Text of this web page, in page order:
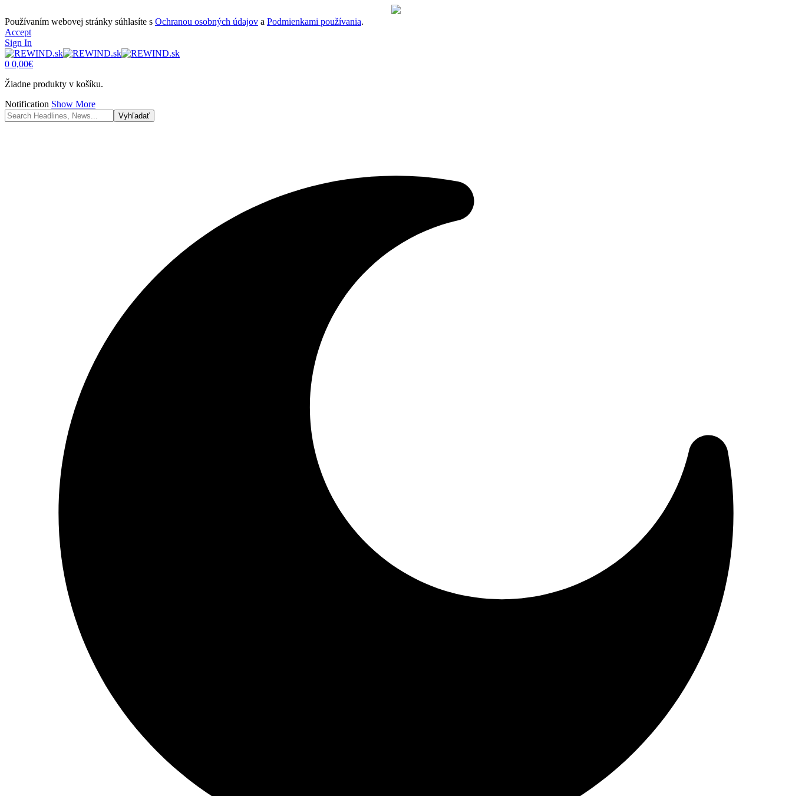
Používaním webovej stránky súhlasíte s Ochranou osobných údajov a Podmienkami používania.
Accept
Sign In
0 0,00€
Žiadne produkty v košíku.
Notification Show More